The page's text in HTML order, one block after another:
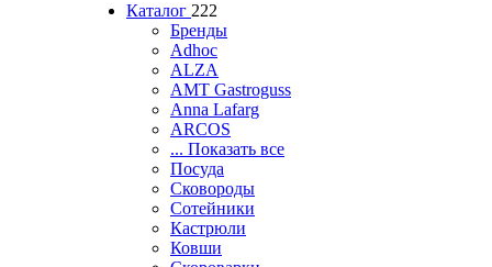
Каталог 222
Бренды
Adhoc
ALZA
AMT Gastroguss
Anna Lafarg
ARCOS
... Показать все
Посуда
Сковороды
Сотейники
Кастрюли
Ковши